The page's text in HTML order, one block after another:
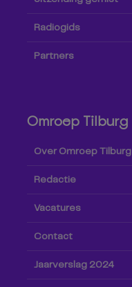
Radiogids
Partners
Omroep Tilburg
Over Omroep Tilburg
Redactie
Vacatures
Contact
Jaarverslag 2024